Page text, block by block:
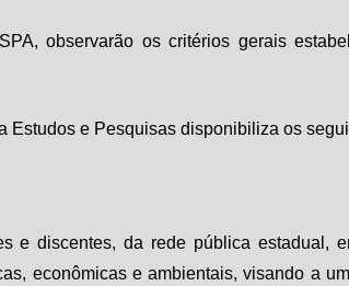
observarão os critérios gerais
Estudos e Pesquisas disponibiliza os
e discentes, da rede pública estadual,
econômicas e ambientais, visando a